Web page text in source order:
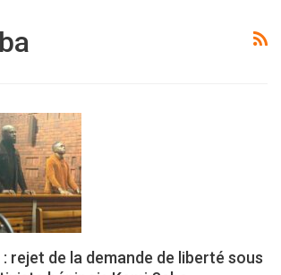
rejet de la demande de liberté sous